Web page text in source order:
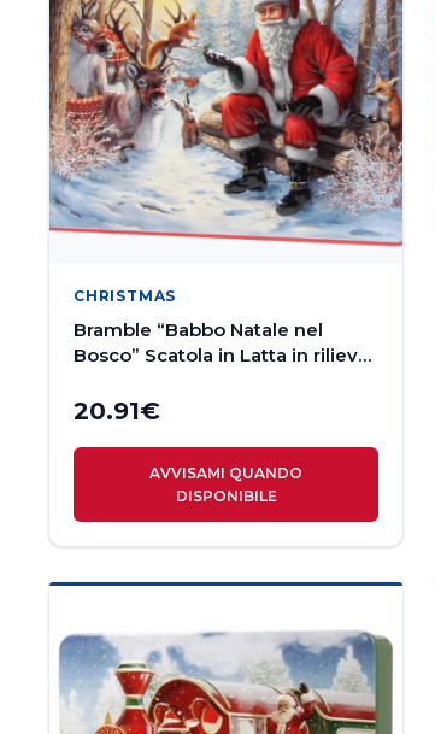
CHRISTMAS
Bramble “Babbo Natale nel
Bosco” Scatola in Latta in rilievo
20.91€
AVVISAMI QUANDO
DISPONIBILE